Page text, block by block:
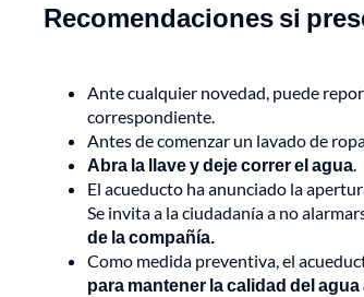
Recomendaciones si
Ante cualquier novedad, puede
correspondiente.
Antes de comenzar un lavado de
Abra la llave y deje correr el agua.
El acueducto ha anunciado la
Se invita a la ciudadanía a no
de la compañía.
Como medida preventiva, el
para mantener la calidad del